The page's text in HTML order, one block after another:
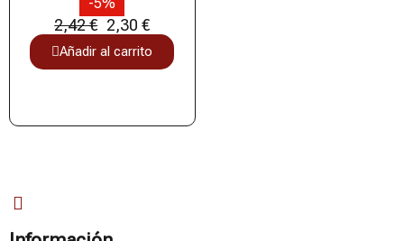
2,42 € 2,30 €
Añadir al carrito